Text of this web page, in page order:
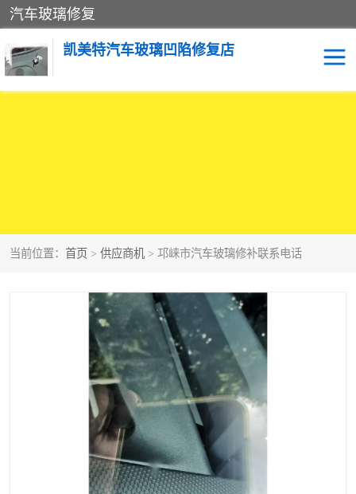
汽车玻璃修复
凯美特汽车玻璃凹陷修复店
当前位置： 首页 > 供应商机 > 邛崃市汽车玻璃修补联系电话